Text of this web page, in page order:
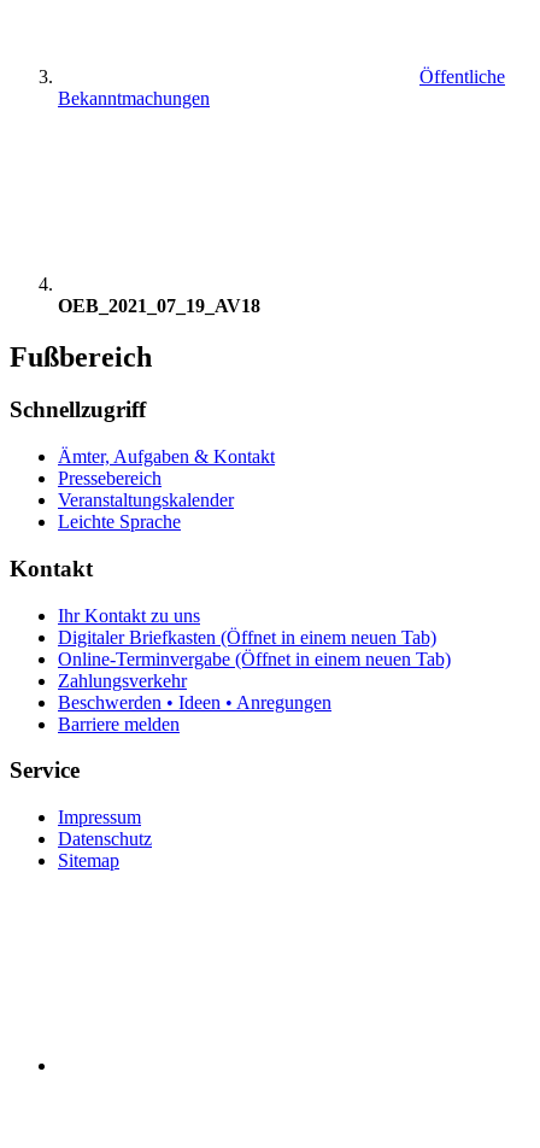
Öffentliche
Bekanntmachungen
OEB_2021_07_19_AV18
Fußbereich
Schnellzugriff
Ämter, Aufgaben & Kontakt
Pressebereich
Veranstaltungskalender
Leichte Sprache
Kontakt
Ihr Kontakt zu uns
Digitaler Briefkasten (Öffnet in einem neuen Tab)
Online-Terminvergabe (Öffnet in einem neuen Tab)
Zahlungsverkehr
Beschwerden • Ideen • Anregungen
Barriere melden
Service
Impressum
Datenschutz
Sitemap